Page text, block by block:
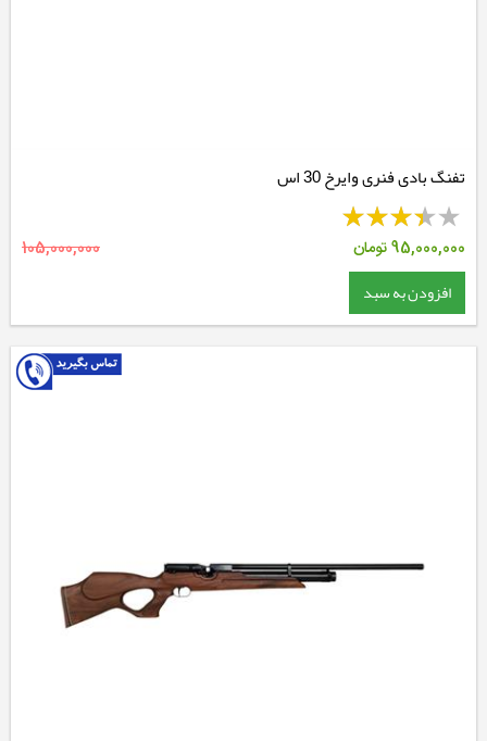
تفنگ بادی فنری وایرخ 30 اس
95,000,000تومان 105,000,000
افزودن به سبد